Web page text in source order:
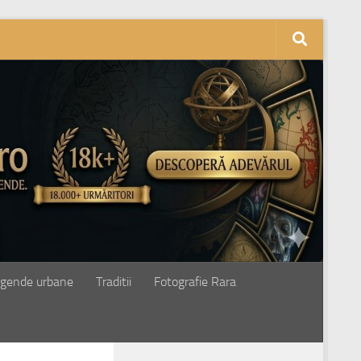
urbane Traditii Fotografie Rara